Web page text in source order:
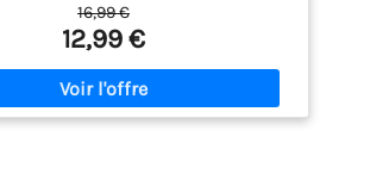
électriques. Avec détection de courant
dénuder est également livrée avec une
détection de courant, qui peut mesurer
250 V CA et CC. Réduisez le temps de
des problèmes et améliorez votre
16,99 €
12,99 €